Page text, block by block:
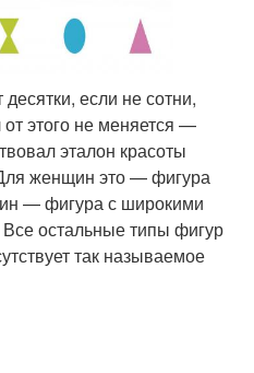
если не сотни,
этого не меняется —
эталон красоты
женщин это — фигура
— фигура с широкими
остальные типы фигур
так называемое